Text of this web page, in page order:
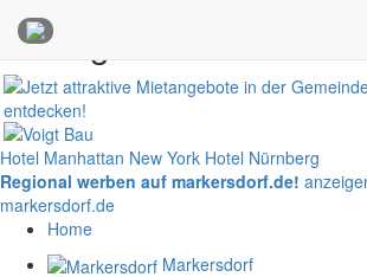
Anzeigen
Hotel Manhattan New York Hotel Nürnberg
Regional werben auf markersdorf.de!
markersdorf.de
Home
Markersdorf